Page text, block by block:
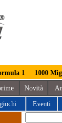
1 1000
Novità
Eventi